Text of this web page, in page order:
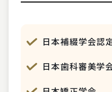
日本補綴学会認
日本歯科審美学